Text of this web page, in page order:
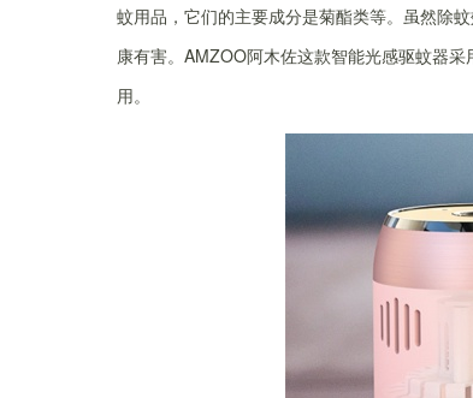
蚊用品，它们的主要成分是菊酯类等。虽然除
康有害。AMZOO阿木佐这款智能光感驱蚊器
用。